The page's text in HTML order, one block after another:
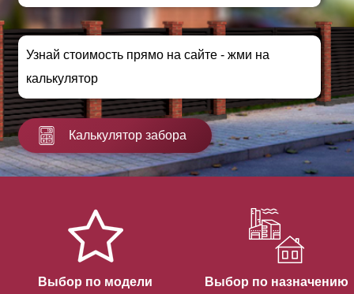
Узнай стоимость прямо на сайте - жми на
калькулятор
Калькулятор забора
Выбор по модели Выбор по назначению